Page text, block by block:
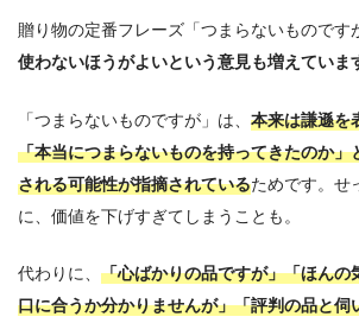
贈り物の定番フレーズ「つまらないものです
使わないほうがよいという意見も増えていま
「つまらないものですが」は、 本来は謙遜を
「本当につまらないものを持ってきたのか」
される可能性が指摘されているためです。せ
に、価値を下げすぎてしまうことも。
代わりに、 「心ばかりの品ですが」「ほんの
口に合うか分かりませんが」「評判の品と伺